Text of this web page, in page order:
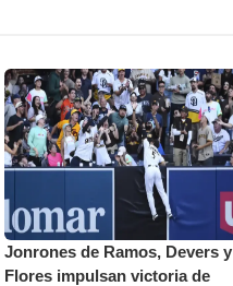
Jonrones de Ramos, Devers y
Flores impulsan victoria de